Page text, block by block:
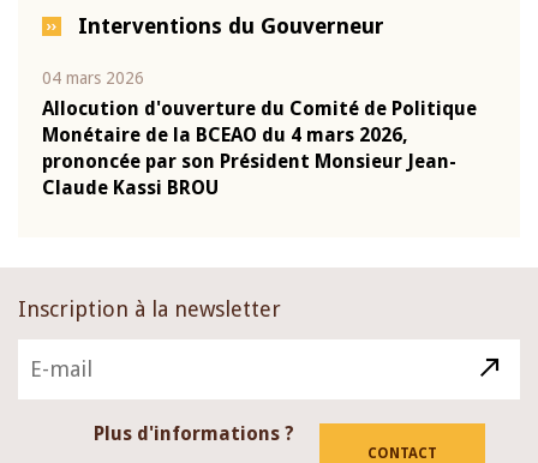
Interventions du Gouverneur
04 mars 2026
Allocution d'ouverture du Comité de Politique
Monétaire de la BCEAO du 4 mars 2026,
prononcée par son Président Monsieur Jean-
Claude Kassi BROU
Inscription à la newsletter
Plus d'informations ?
CONTACT